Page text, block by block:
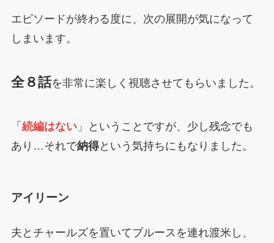
エピソードが終わる度に、次の展開が気になって
しまいます。
全８話を非常に楽しく視聴させてもらいました。
「 続編はない」ということですが、少し残念でも
あり…それで納得という気持ちにもなりました。
アイリーン
夫とチャールズを置いてブルースを連れ渡米し、